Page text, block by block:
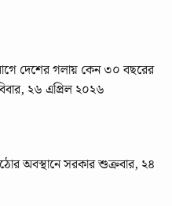
আগে দেশের গলায় কেন ৩০ বছরের
২৬ এপ্রিল ২০২৬
অবস্থানে সরকারশুক্রবার, ২৪